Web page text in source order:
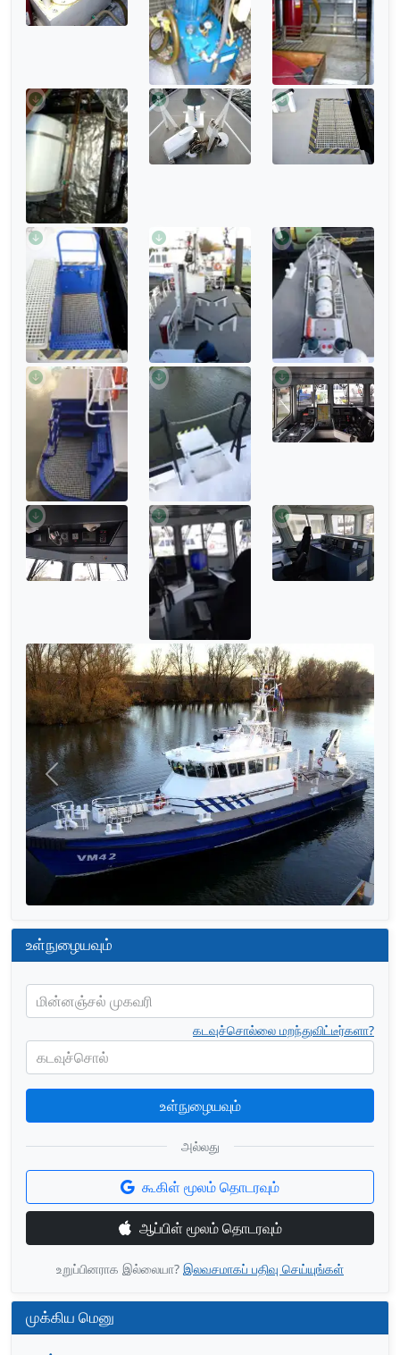
முந்தையது
உள்நுழையவும்
மின்னஞ்சல் முகவரி
கடவுச்சொல்
கடவுச்சொல்லை மறந்துவிட்டீர்களா?
உள்நுழையவும்
அல்லது
கூகிள் மூலம் தொடரவும்
ஆப்பிள் மூலம் தொடரவும்
உறுப்பினராக இல்லையா? இலவசமாகப் பதிவு செய்யுங்கள்
முக்கிய மெனு